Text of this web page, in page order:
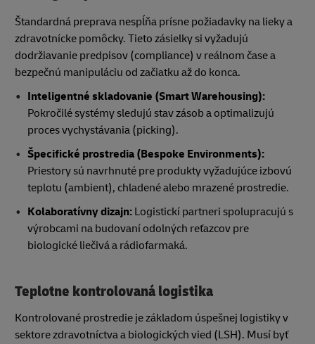
Štandardná preprava nespĺňa prísne požiadavky na lieky a
zdravotnícke pomôcky. Tieto zásielky si vyžadujú
dodržiavanie predpisov (compliance) v reálnom čase a
bezpečnú manipuláciu od začiatku až do konca.
Inteligentné skladovanie (Smart Warehousing):
Pokročilé systémy sledujú stav zásob a optimalizujú
proces vychystávania (picking).
Špecifické prostredia (Bespoke Environments):
Priestory sú navrhnuté pre produkty vyžadujúce izbovú
teplotu (ambient), chladené alebo mrazené prostredie.
Kolaboratívny dizajn:Logistickí partneri spolupracujú s
výrobcami na budovaní odolných reťazcov pre
biologické liečivá a rádiofarmaká.
Teplotne kontrolovaná logistika
Kontrolované prostredie je základom úspešnej logistiky v
sektore zdravotníctva a biologických vied (LSH). Musí byť